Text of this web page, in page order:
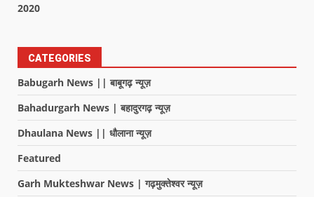
2020
CATEGORIES
Babugarh News || बाबूगढ़ न्यूज़
Bahadurgarh News | बहादुरगढ़ न्यूज़
Dhaulana News || धौलाना न्यूज़
Featured
Garh Mukteshwar News | गढ़मुक्तेश्वर न्यूज़